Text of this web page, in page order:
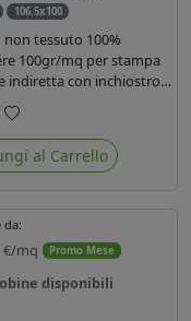
106.5x100
non tessuto 100%
100gr/mq per stampa
indiretta con inchiostro
latex e uv.
Preferiti
al Carrello
da:
€/mq Promo Mese
disponibili